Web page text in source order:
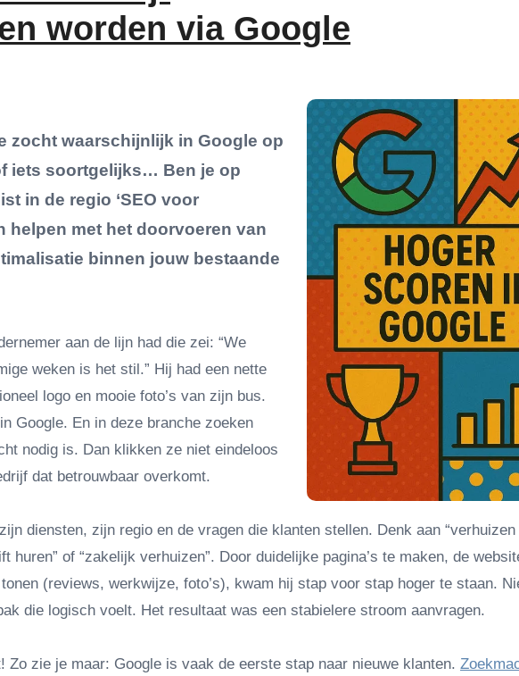
worden via Google
zocht waarschijnlijk in Google op
iets soortgelijks… Ben je op
in de regio ‘SEO voor
helpen met het doorvoeren van
binnen jouw bestaande
aan de lijn had die zei: “We
weken is het stil.” Hij had een nette
logo en mooie foto’s van zijn bus.
Google. En in deze branche zoeken
nodig is. Dan klikken ze niet eindeloos
dat betrouwbaar overkomt.
diensten, zijn regio en de vragen die klanten stellen. Denk aan “verhuizen
huren” of “zakelijk verhuizen”. Door duidelijke pagina’s te maken, de
(reviews, werkwijze, foto’s), kwam hij stap voor stap hoger te staan.
die logisch voelt. Het resultaat was een stabielere stroom aanvragen.
Zo zie je maar: Google is vaak de eerste stap naar nieuwe klanten.